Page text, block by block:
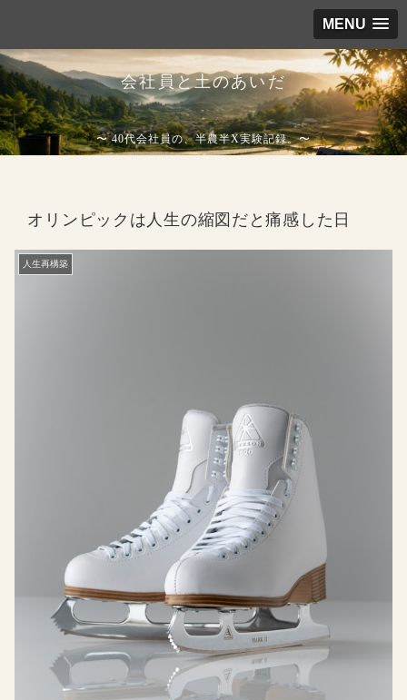
MENU
会社員と土のあいだ
〜 40代会社員の、半農半X実験記録。〜
オリンピックは人生の縮図だと痛感した日
人生再構築